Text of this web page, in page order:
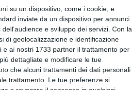
su un dispositivo, come i cookie, e
inviate da un dispositivo per annunci
e sviluppo dei servizi. Con la
di geolocalizzazione e identificazione
ai nostri 1733 partner il trattamento per
dettagliate e modificare le tue
che alcuni trattamenti dei dati personali
trattamento. Le tue preferenze si